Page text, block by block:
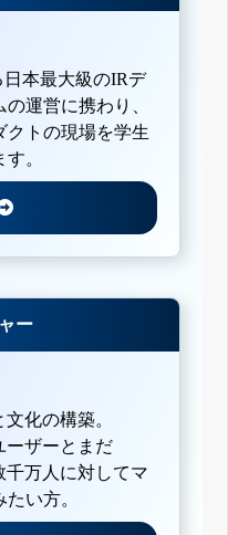
日本最大級のIRデ
運営に携わり、
クトの現場を学生
。
ー
化の構築。
ザーとまだ
万人に対してマ
い方。